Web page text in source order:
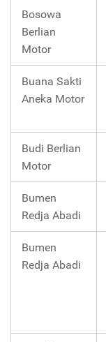
Bosowa
Berlian
Motor
Buana Sakti
Aneka Motor
Budi Berlian
Motor
Bumen
Redja Abadi
Bumen
Redja Abadi